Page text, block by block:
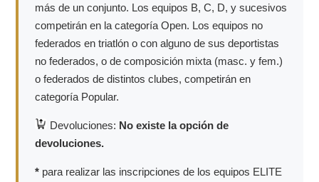
más de un conjunto. Los equipos B, C, D, y sucesivos
competirán en la categoría Open. Los equipos no
federados en triatlón o con alguno de sus deportistas
no federados, o de composición mixta (masc. y fem.)
o federados de distintos clubes, competirán en
categoría Popular.
Devoluciones: No existe la opción de
devoluciones.
* para realizar las inscripciones de los equipos ELITE